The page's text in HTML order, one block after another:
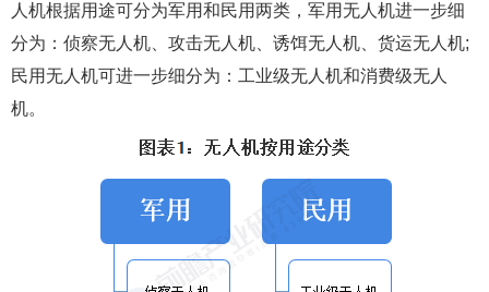
人机根据用途可分为军用和民用两类，军用无人机进一步细
分为：侦察无人机、攻击无人机、诱饵无人机、货运无人机;
民用无人机可进一步细分为：工业级无人机和消费级无人
机。